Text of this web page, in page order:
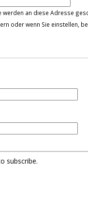
werden an diese Adresse
oder wenn Sie einstellen,
subscribe.